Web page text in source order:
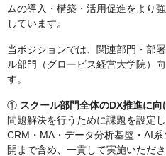
ムの導入・構築・活用促進をより
しています。
当ポジションでは、関連部門・部
ル部門（グロービス経営大学院）
す。
① スクール部門全体のDX推進に
問題解決を行うために課題を設定
CRM・MA・データ分析基盤・AI
開まで含め、一貫して実施いただき